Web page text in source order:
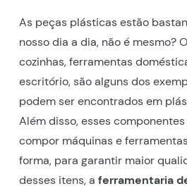
As peças plásticas estão
nosso dia a dia, não é mesmo?
cozinhas, ferramentas
escritório, são alguns dos
podem ser encontrados em
Além disso, esses
compor máquinas e
forma, para garantir maior
desses itens, a ferramentaria